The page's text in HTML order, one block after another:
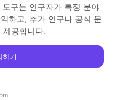
구는 연구자가 특정 분야
하고, 추가 연구나 공식 문
공합니다.
하기